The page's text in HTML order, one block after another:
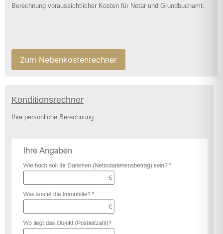
Berechnung voraussichtlicher Kosten für Notar und Grundbuchamt.
Zum Nebenkostenrechner
Konditionsrechner
Ihre persönliche Berechnung.